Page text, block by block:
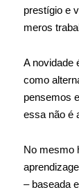
prestígio e
meros
A novidade
como
pensemos
essa não é
No mesmo
– baseada